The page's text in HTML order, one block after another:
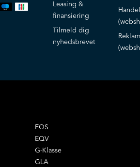
Leasing &
finansiering
Tilmeld dig
nyhedsbrevet
EQS
EQV
G-Klasse
GLA